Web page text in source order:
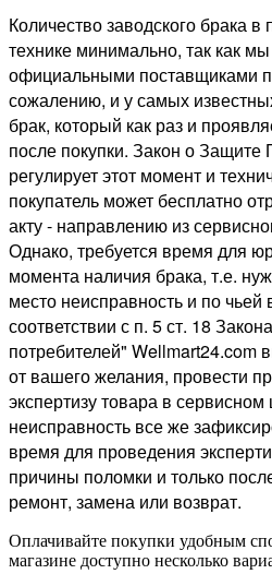
Количество заводского брака
технике минимально, так как
официальными поставщиками
сожалению, и у самых
брак, который как раз и
после покупки. Закон о Защите
регулирует этот момент и
покупатель может бесплатно
акту - направлению из
Однако, требуется время для
момента наличия брака, т.е.
место неисправность и по
соответствии с п. 5 ст. 18
потребителей" Wellmart24.com
от вашего желания, провести
экспертизу товара в
неисправность все же
время для проведения
причины поломки и только
ремонт, замена или возврат.
Оплачивайте покупки удобным
магазине доступно несколько